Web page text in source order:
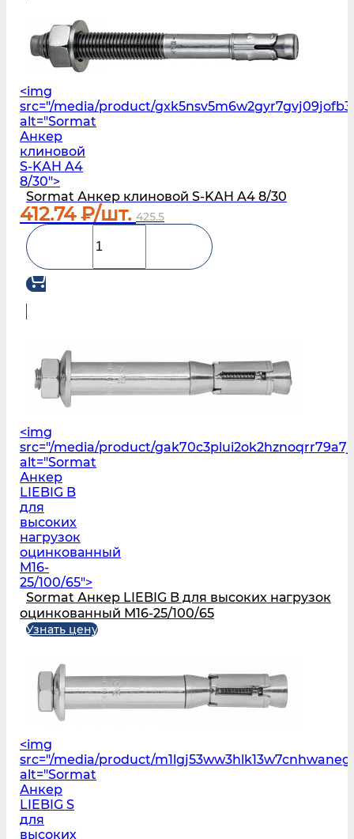
<img
src="/media/product/
alt="Sormat
Анкер
клиновой
S‑KAH A4
8/30">
Sormat Анкер клиновой S‑KAH A4 8/30
412.74₽/шт. 425.5
<img
src="/media/product/
alt="Sormat
Анкер
LIEBIG B
для
высоких
нагрузок
оцинкованный
M16-
25/100/65">
Sormat Анкер LIEBIG B для высоких нагрузок
оцинкованный M16-25/100/65
Узнать цену
<img
src="/media/product/
alt="Sormat
Анкер
LIEBIG S
для
высоких